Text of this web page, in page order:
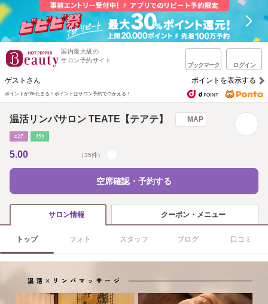
国内最大級の
サロン予約サイト
ブックマーク ログイン
ゲストさん ポイントを表示する
ポイントが1%たまる！ ポイントはサロン予約でつかえる！
温活リンパサロン TEATE【テアテ】 MAP
ｴｽﾃ ﾘﾗｸ
5.00 （35件）
空席確認・予約する
サロン情報 クーポン・メニュー
トップ フォト スタッフ ブログ 口コミ